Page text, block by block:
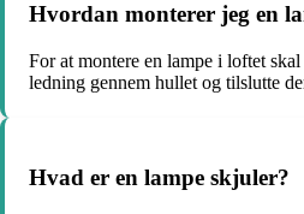
Hvordan monterer jeg en
For at montere en lampe i loftet
ledning gennem hullet og tilslutte
Hvad er en lampe skjuler?